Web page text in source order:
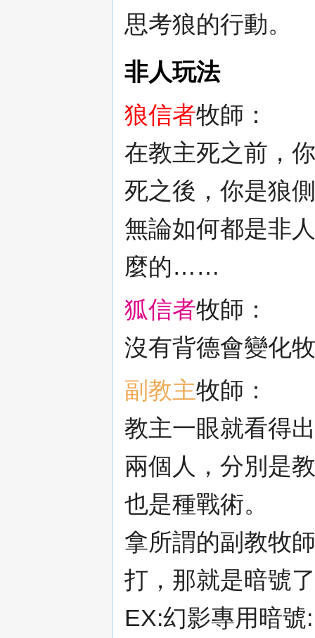
思考狼的行動。
非人玩法
狼信者牧師：
在教主死之前，
死之後，你是狼
無論如何都是非
麼的……
狐信者牧師：
沒有背德會變化
副教主牧師：
教主一眼就看得
兩個人，分別是
也是種戰術。
拿所謂的副教牧
打，那就是暗號了
EX:幻影專用暗